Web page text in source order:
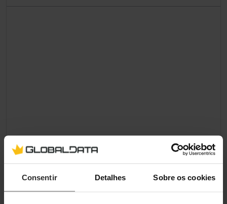
Consentir Detalhes Sobre os cookies